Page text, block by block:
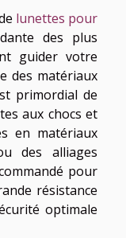
lunettes pour
des plus
guider votre
des matériaux
primordial de
aux chocs et
en matériaux
des alliages
pour
résistance
optimale